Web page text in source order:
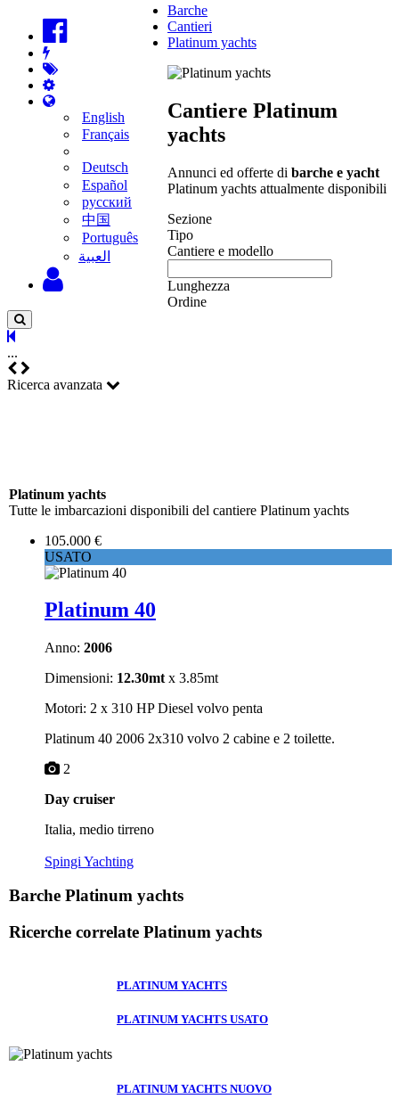
English
Français
Deutsch
Español
русский
中国
Português
‫العبية
Barche
Cantieri
Platinum yachts
Cantiere Platinum
yachts
Annunci ed offerte di barche e yacht
Platinum yachts attualmente disponibili
Sezione
Tipo
Cantiere e modello
Lunghezza
Ordine
...
Ricerca avanzata
Platinum yachts
Tutte le imbarcazioni disponibili del cantiere Platinum yachts
105.000 €
USATO
Platinum 40
Anno: 2006
Dimensioni: 12.30mt x 3.85mt
Motori: 2 x 310 HP Diesel volvo penta
Platinum 40 2006 2x310 volvo 2 cabine e 2 toilette.
2
Day cruiser
Italia, medio tirreno
Spingi Yachting
Barche Platinum yachts
Ricerche correlate Platinum yachts
PLATINUM YACHTS
PLATINUM YACHTS USATO
PLATINUM YACHTS NUOVO